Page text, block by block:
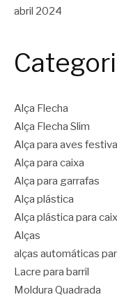
abril 2024
Alça Flecha
Alça Flecha Slim
Alça para aves
Alça para caixa
Alça para garrafas
Alça plástica
Alça plástica para
Alças
alças automáticas
Lacre para barril
Moldura Quadrada